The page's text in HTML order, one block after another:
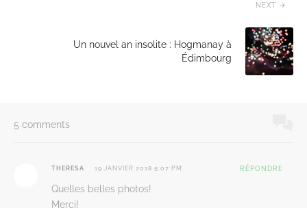
NEXT
Un nouvel an insolite : Hogmanay à
Édimbourg
5 comments
THERESA 19 JANVIER 2018 5:07 PM RÉPONDRE
Quelles belles photos!
Merci!